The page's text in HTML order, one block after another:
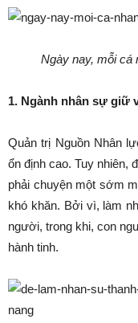
Ngày nay, mỗi cá
1. Ngành nhân sự giữ
Quản trị Nguồn Nhân
ổn định cao. Tuy nhiên,
phải chuyện một sớm
khó khăn. Bởi vì, làm
người, trong khi, con
hành tinh.